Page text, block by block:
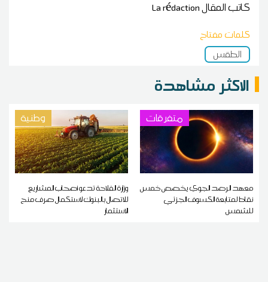
كاتب المقالLa rédaction
كلمات مفتاح
الطقس
الاكثر مشاهدة
متفرقات
معهد الرصد الجوي يخصص خمس
نقاط لمتابعة الكسوف الجزئي
للشمس
وطنية
وزارة الفلاحة تدعو أصحاب المشاريع
للاتصال بالبنوك لاستكمال صرف منح
الاستثمار